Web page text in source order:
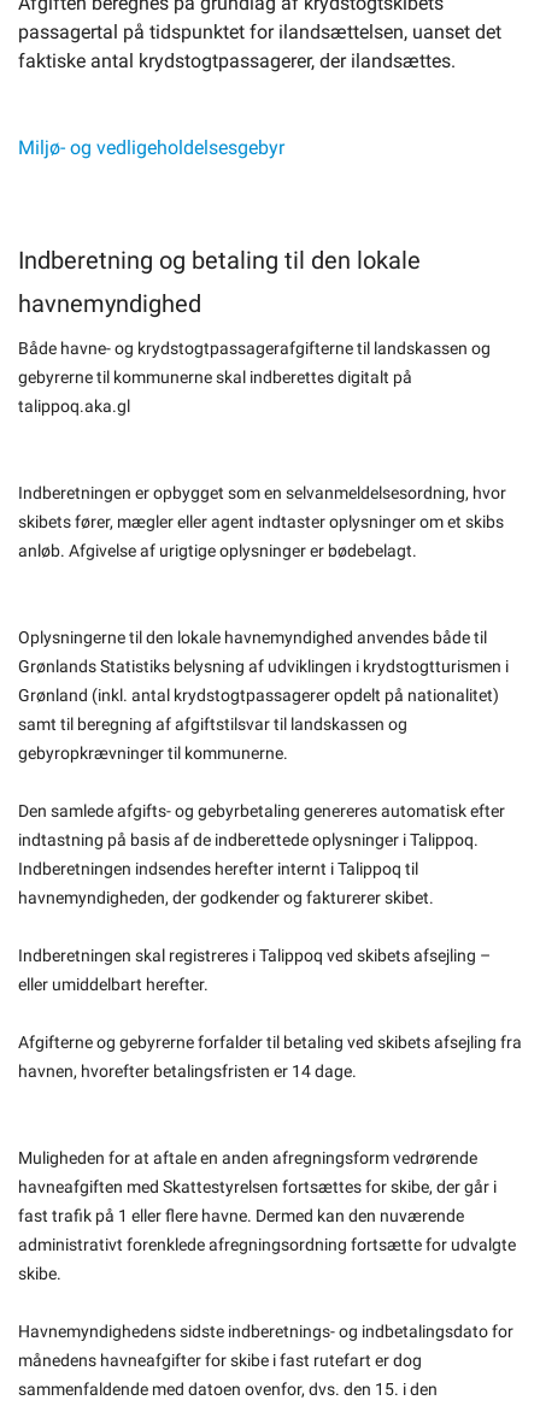
passagertal på tidspunktet for ilandsættelsen, uanset det
faktiske antal krydstogtpassagerer, der ilandsættes.
Miljø- og vedligeholdelsesgebyr
Indberetning og betaling til den lokale
havnemyndighed
Både havne- og krydstogtpassagerafgifterne til landskassen og
gebyrerne til kommunerne skal indberettes digitalt på
talippoq.aka.gl
Indberetningen er opbygget som en selvanmeldelsesordning, hvor
skibets fører, mægler eller agent indtaster oplysninger om et skibs
anløb. Afgivelse af urigtige oplysninger er bødebelagt.
Oplysningerne til den lokale havnemyndighed anvendes både til
Grønlands Statistiks belysning af udviklingen i krydstogtturismen i
Grønland (inkl. antal krydstogtpassagerer opdelt på nationalitet)
samt til beregning af afgiftstilsvar til landskassen og
gebyropkrævninger til kommunerne.
Den samlede afgifts- og gebyrbetaling genereres automatisk efter
indtastning på basis af de indberettede oplysninger i Talippoq.
Indberetningen indsendes herefter internt i Talippoq til
havnemyndigheden, der godkender og fakturerer skibet.
Indberetningen skal registreres i Talippoq ved skibets afsejling –
eller umiddelbart herefter.
Afgifterne og gebyrerne forfalder til betaling ved skibets afsejling fra
havnen, hvorefter betalingsfristen er 14 dage.
Muligheden for at aftale en anden afregningsform vedrørende
havneafgiften med Skattestyrelsen fortsættes for skibe, der går i
fast trafik på 1 eller flere havne. Dermed kan den nuværende
administrativt forenklede afregningsordning fortsætte for udvalgte
skibe.
Havnemyndighedens sidste indberetnings- og indbetalingsdato for
månedens havneafgifter for skibe i fast rutefart er dog
sammenfaldende med datoen ovenfor, dvs. den 15. i den